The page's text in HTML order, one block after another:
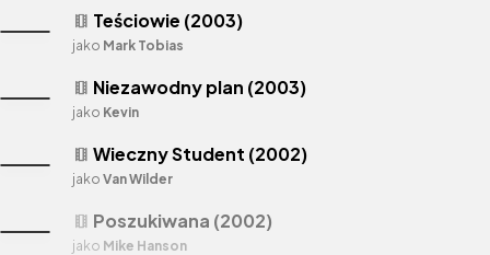
theaters Teściowie (2003)
jako Mark Tobias
theaters Wieczny Student (2002)
jako Van Wilder
theaters Poszukiwana (2002)
jako Mike Hanson
theaters Niezawodny plan (2003)
jako Kevin